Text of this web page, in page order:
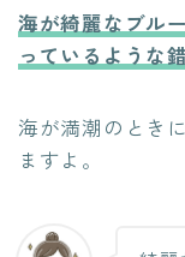
海が綺麗なブルー
っているような
海が満潮のとき
ますよ。